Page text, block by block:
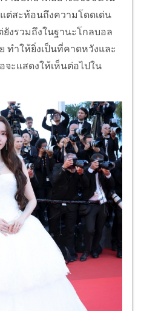
ต่สะท้อนถึงความโดดเด่น
งรวมถึงในฐานะโกลบอล
ทำให้ยิ่งเป็นที่คาดหวังและ
จะแสดงให้เห็นต่อไปใน